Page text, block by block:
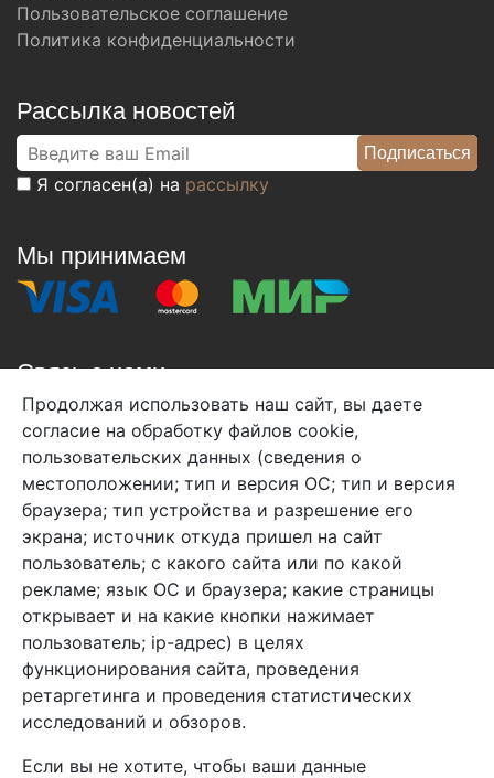
Пользовательское соглашение
Политика конфиденциальности
Рассылка новостей
Я согласен(а) на рассылку
Мы принимаем
Связь с нами
+7 (495) 933-38-08
info@arben-textile.ru- оптовые продажи
Арбен текстиль г. Щелково, пер.
1-й Советский д.25, владение 2.
Мы в соц. сетях
Продолжая использовать наш сайт, вы даете
согласие на обработку файлов cookie,
пользовательских данных (сведения о
местоположении; тип и версия ОС; тип и версия
браузера; тип устройства и разрешение его
экрана; источник откуда пришел на сайт
пользователь; с какого сайта или по какой
рекламе; язык ОС и браузера; какие страницы
открывает и на какие кнопки нажимает
пользователь; ip-адрес) в целях
функционирования сайта, проведения
ретаргетинга и проведения статистических
исследований и обзоров.
Если вы не хотите, чтобы ваши данные